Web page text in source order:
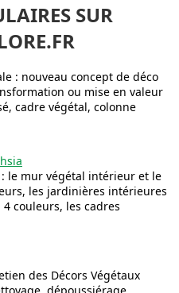
SUR
: nouveau concept de déco
ou mise en valeur
cadre végétal, colonne
le mur végétal intérieur et le
les jardinières intérieures
couleurs, les cadres
des Décors Végétaux
dépoussiérage,